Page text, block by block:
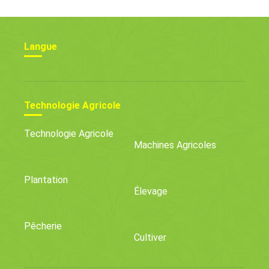
Langue
Technologie Agricole
Technologie Agricole
Machines Agricoles
Plantation
Élevage
Pêcherie
Cultiver